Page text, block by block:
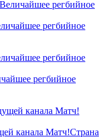
регбийное
регбийное
канала Матч!Страна